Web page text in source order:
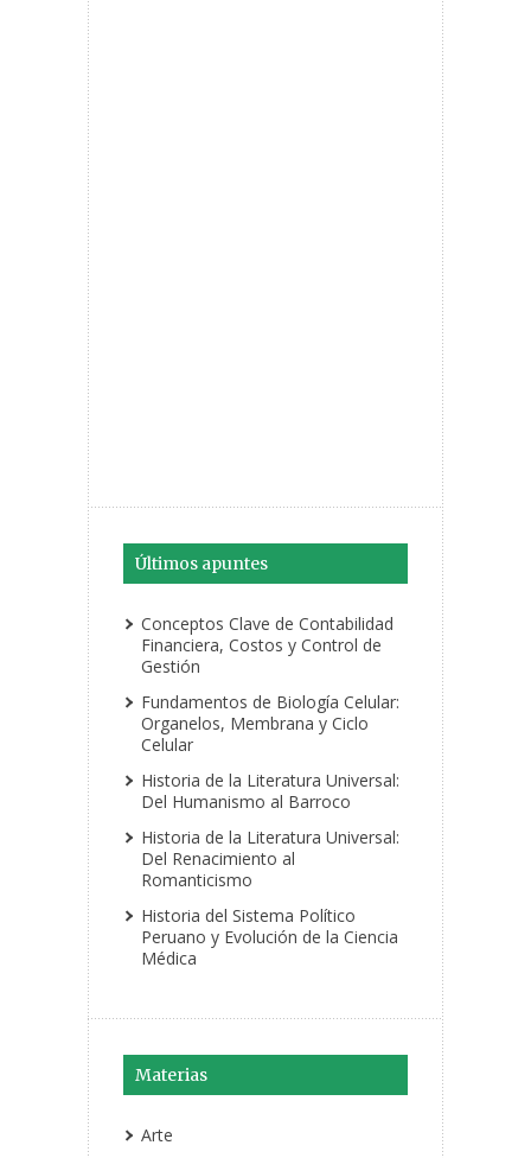
Últimos apuntes
Conceptos Clave de Contabilidad
Financiera, Costos y Control de
Gestión
Fundamentos de Biología Celular:
Organelos, Membrana y Ciclo
Celular
Historia de la Literatura Universal:
Del Humanismo al Barroco
Historia de la Literatura Universal:
Del Renacimiento al
Romanticismo
Historia del Sistema Político
Peruano y Evolución de la Ciencia
Médica
Materias
Arte